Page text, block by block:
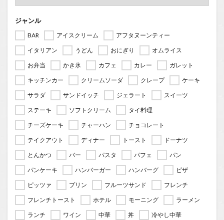
ジャンル
BAR アイスクリーム
アフタヌーンティー
イタリアン
うどん おにぎり
オムライス
お弁当
かき氷 カフェ カレー
ガレット
キッチンカー
クリームソーダ クレープ
ケーキ
サラダ
サンドイッチ ジェラート
スイーツ
ステーキ
ソフトクリーム
タイ料理
チーズケーキ
チャーハン
チョコレート
テイクアウト
ディナー トースト
ドーナツ
とんかつ
バー パスタ パフェ
パン
パンケーキ
ハンバーガー ハンバーグ
ピザ
ピッツァ
プリン フルーツサンド
フレンチ
フレンチトースト
ホテル モーニング
ラーメン
ランチ
ワイン 中華 丼
冷やし中華